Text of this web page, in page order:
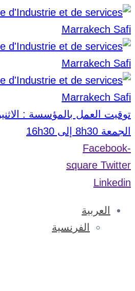
توقيت العمل بالمؤسسة :
الجمعة 8h30 إلى 16h30
Facebook-
square Twitter
Linkedin
العربية
الفرنسية